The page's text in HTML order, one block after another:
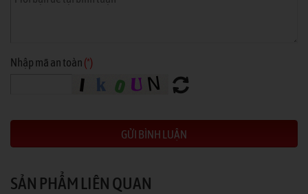
Nhập mã an toàn (*)
SẢN PHẨM LIÊN QUAN